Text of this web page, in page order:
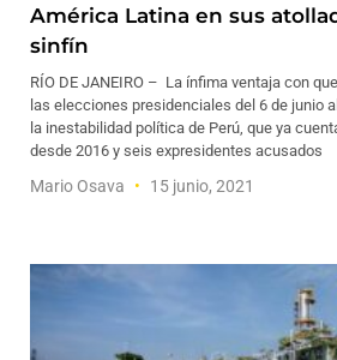
América Latina en sus
sinfín
RÍO DE JANEIRO – La ínfima ventaja con
las elecciones presidenciales del 6 de junio
la inestabilidad política de Perú, que ya
desde 2016 y seis expresidentes acusados
Mario Osava 15 junio, 2021